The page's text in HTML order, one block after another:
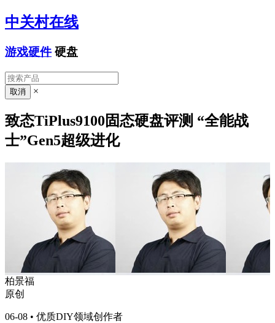
中关村在线
游戏硬件 硬盘
×
致态TiPlus9100固态硬盘评测 “全能战
士”Gen5超级进化
柏景福
原创
06-08 • 优质DIY领域创作者